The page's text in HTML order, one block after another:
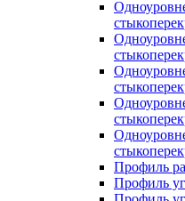
Профиль
Профиль